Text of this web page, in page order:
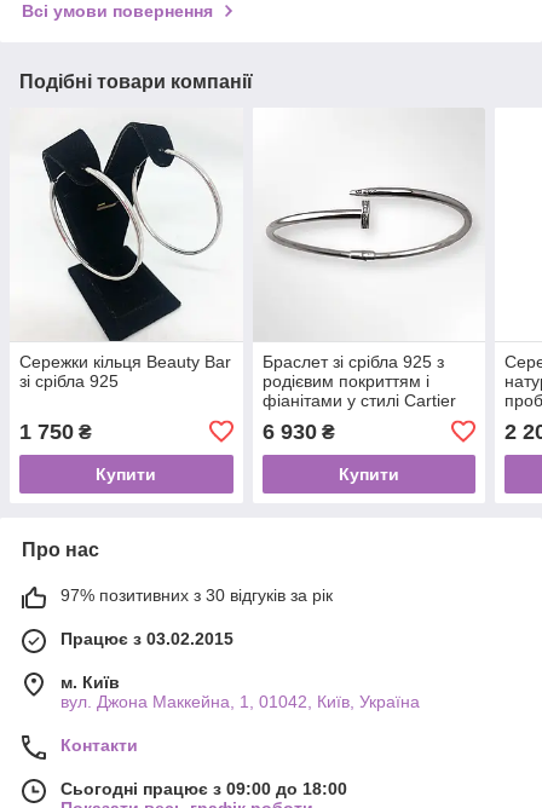
Всі умови повернення
Подібні товари компанії
Сережки кільця Beauty Bar
зі срібла 925
1 750 ₴
Купити
Браслет зі срібла 925 з
родієвим покриттям і
фіанітами у стилі Cartier
6 930₴
Купити
2
Про нас
97% позитивних з 30 відгуків за рік
Працює з 03.02.2015
м. Київ
вул. Джона Маккейна, 1, 01042, Київ, Україна
Контакти
Сьогодні працює з 09:00 до 18:00